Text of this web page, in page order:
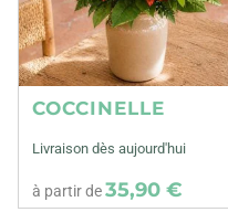
COCCINELLE
Livraison dès aujourd'hui
à partir de35,90 €